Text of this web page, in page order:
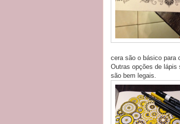
cera são o básico para
Outras opções de lápis
são bem legais.